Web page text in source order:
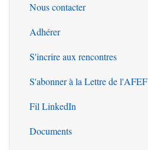
Outils
Nous contacter
Adhérer
S'incrire aux rencontres
S'abonner à la Lettre de l'AFEF
Fil LinkedIn
Documents